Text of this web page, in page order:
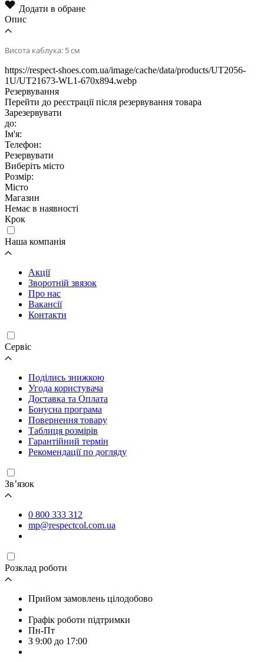
Додати в обране
Опис
Висота каблука: 5 см
https://respect-shoes.com.ua/image/cache/data/products/UT2056-
1U/UT21673-WL1-670x894.webp
Резервування
Перейти до реєстрації після резервування товара
Зарезервувати
до:
Ім'я:
Телефон:
Резервувати
Виберіть місто
Розмір:
Місто
Магазин
Немає в наявності
Крок
Наша компанія
Акції
Зворотній звязок
Про нас
Вакансії
Контакти
Cервіс
Поділись знижкою
Угода користувача
Доставка та Оплата
Бонусна програма
Повернення товару
Таблиця розмірів
Гарантійний термін
Рекомендації по догляду
Зв’язок
0 800 333 312
mp@respectcol.com.ua
Розклад роботи
Прийом замовлень цілодобово
Графік роботи підтримки
Пн-Пт
З 9:00 до 17:00